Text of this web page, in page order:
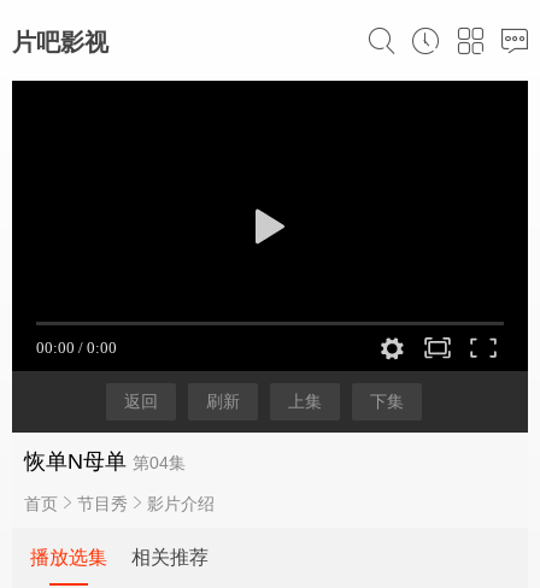
片吧影视
返回 刷新 上集 下集
恢单N母单 第04集
首页 节目秀 影片介绍
播放选集 相关推荐